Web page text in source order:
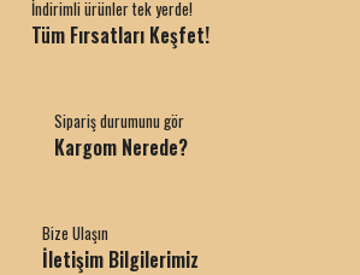
İndirimli ürünler tek yerde!
Tüm Fırsatları Keşfet!
Sipariş durumunu gör
Kargom Nerede?
Bize Ulaşın
İletişim Bilgilerimiz